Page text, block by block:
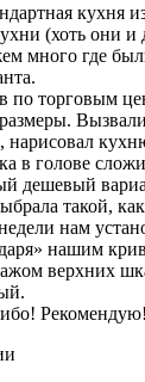
кухня
(хоть они
много где
по торговым
нарисовал
в голове
дешевый
такой,
нам
нашим
верхних
Рекомендую!